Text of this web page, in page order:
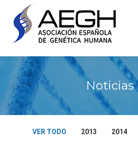
Noticias
VER TODO 2013 2014